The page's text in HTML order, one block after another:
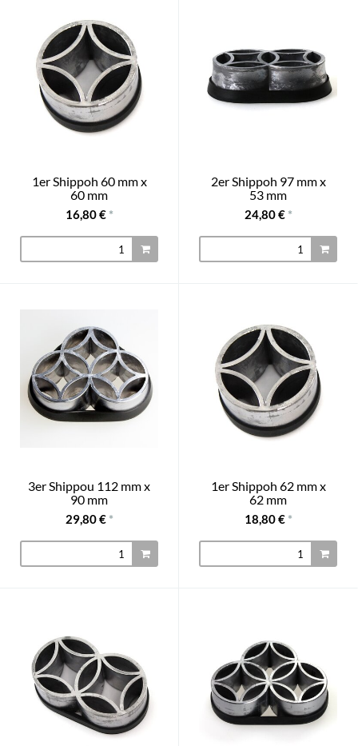
1er Shippoh 60 mm x
60 mm
16,80 € *
2er Shippoh 97 mm x
53 mm
24,80 € *
3er Shippou 112 mm x
90 mm
29,80 € *
1er Shippoh 62 mm x
62 mm
18,80 € *